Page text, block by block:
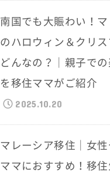
南国でも大賑わい！
のハロウィン＆クリ
どんなの？｜親子で
を移住ママがご紹介
2025.10.20
マレーシア移住｜女
ママにおすすめ！移